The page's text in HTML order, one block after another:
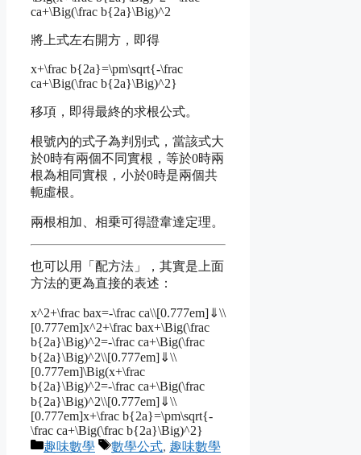
ca+\Big(\frac b{2a}\Big)^2
將上式左右開方，即得
x+\frac b{2a}=\pm\sqrt{-\frac
ca+\Big(\frac b{2a}\Big)^2}
移項，即得最終的求根公式。
根號內的式子為判別式，當該式大
於0時有兩個不同實根，等於0時兩
根為相同實根，小於0時是兩個共
軛虛根。
兩根相加、相乗可得證韋達定理。
也可以用「配方法」，其實是上面
方法的更為直接的表述：
x^2+\frac bax=-\frac ca\\[0.777em]⇓\\
[0.777em]x^2+\frac bax+\Big(\frac
b{2a}\Big)^2=-\frac ca+\Big(\frac
b{2a}\Big)^2\\[0.777em]⇓\\
[0.777em]\Big(x+\frac
b{2a}\Big)^2=-\frac ca+\Big(\frac
b{2a}\Big)^2\\[0.777em]⇓\\
[0.777em]x+\frac b{2a}=\pm\sqrt{-
\frac ca+\Big(\frac b{2a}\Big)^2}
Categories
趣味數學 Tags
數學公式, 趣味數學